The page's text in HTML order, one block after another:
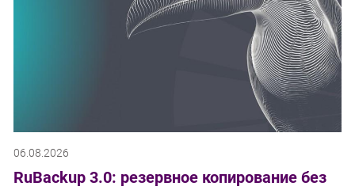
06.08.2026
RuBackup 3.0: резервное копирование без